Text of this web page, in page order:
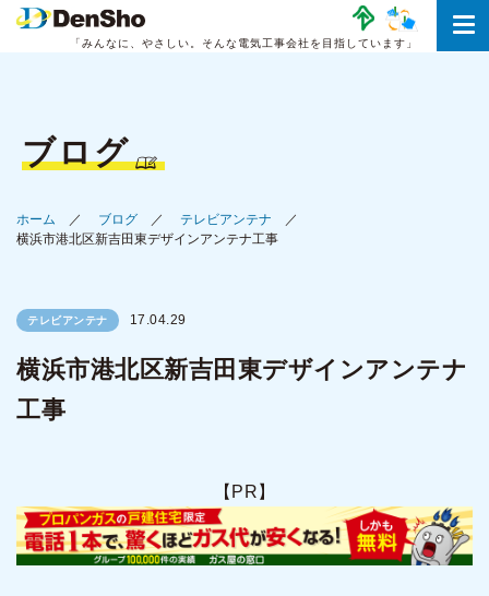
「みんなに、やさしい。 そんな電気工事会社を目指しています」
ブログ
ホーム ブログ
テレビアンテナ
横浜市港北区新吉田東デザインアンテナ工事
テレビアンテナ 17.04.29
横浜市港北区新吉田東デザインアンテナ
工事
【PR】